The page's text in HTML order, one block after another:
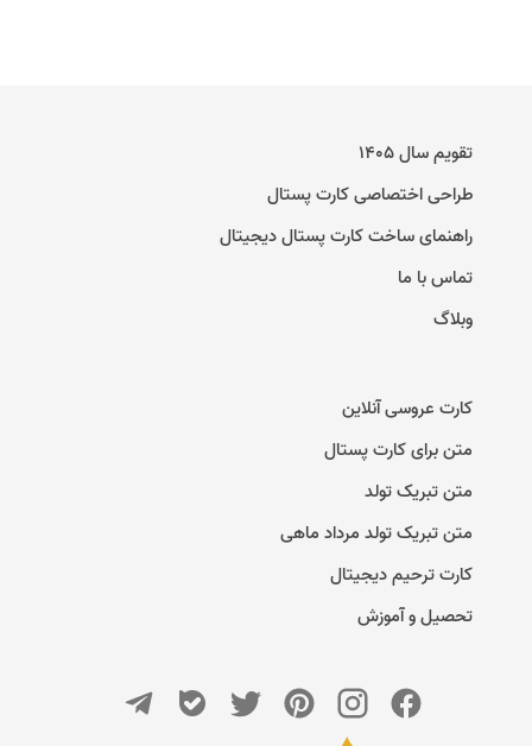
تقویم سال ۱۴۰۵
طراحی اختصاصی کارت پستال
راهنمای ساخت کارت پستال دیجیتال
تماس با ما
وبلاگ
کارت عروسی آنلاین
متن برای کارت پستال
متن تبریک تولد
متن تبریک تولد مرداد ماهی
کارت ترحیم دیجیتال
تحصیل و آموزش